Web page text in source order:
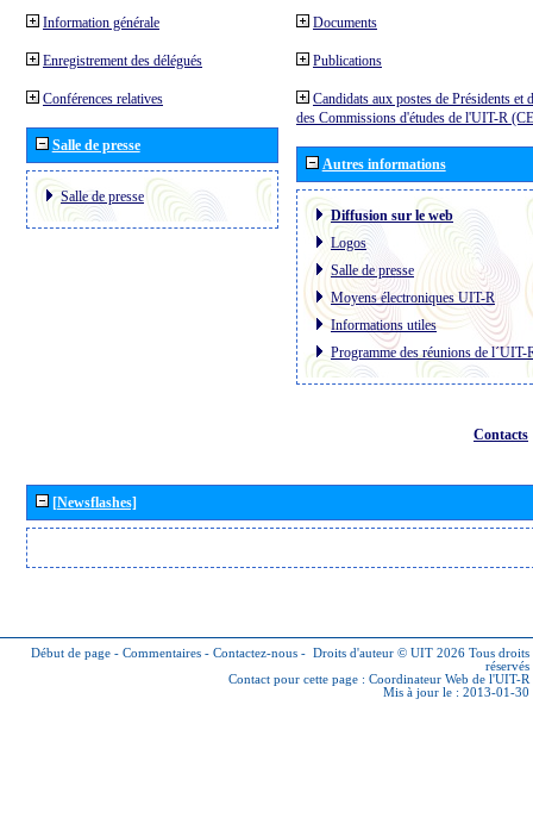
Information générale
Enregistrement des délégués
Conférences relatives
Salle de presse
Salle de presse
Documents
Publications
Candidats aux postes de Présidents et
des Commissions d'études de l'UIT-R
Autres informations
Diffusion sur le web
Logos
Salle de presse
Moyens électroniques UIT-R
Informations utiles
Programme des réunions de l´UIT-
Contacts
[Newsflashes]
Début de page - Commentaires - Contactez-nous - Droits d'auteur © UIT 2026 Tous droits
réservés
Contact pour cette page : Coordinateur Web de l'UIT-R
Mis à jour le : 2013-01-30